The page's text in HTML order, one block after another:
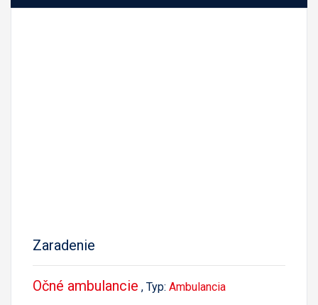
Zaradenie
Očné ambulancie , Typ: Ambulancia